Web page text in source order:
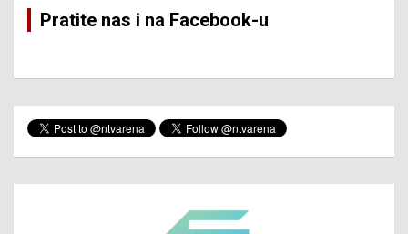
Pratite nas i na Facebook-u